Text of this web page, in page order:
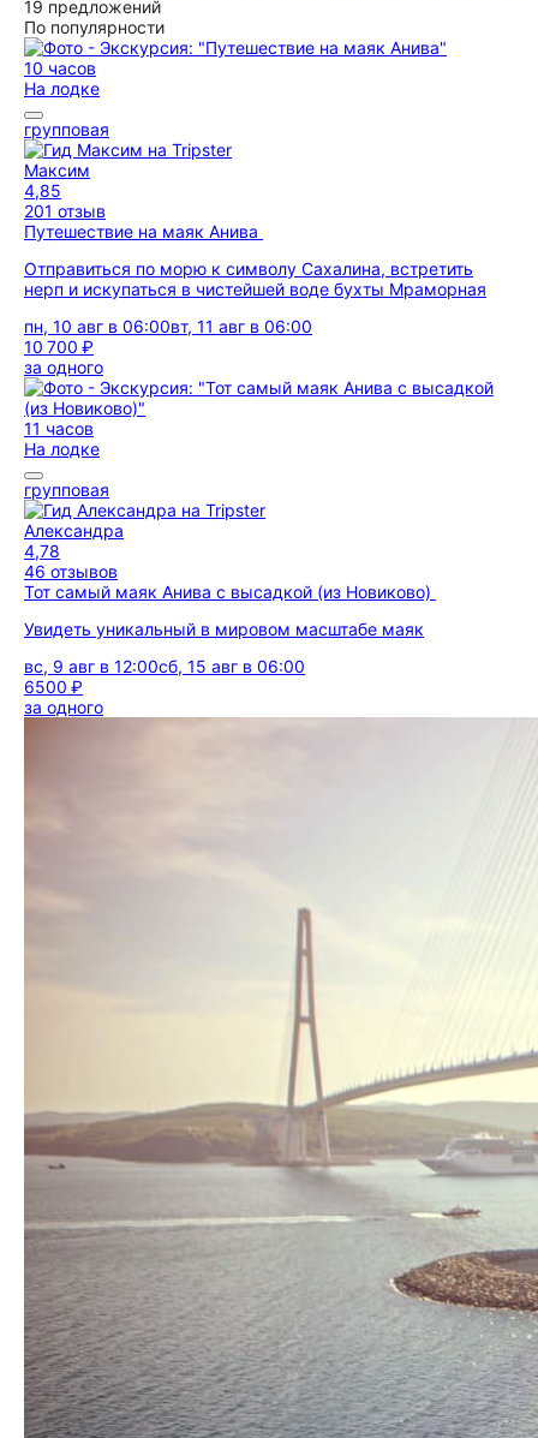
19 предложений
По популярности
10 часов
На лодке
групповая
Максим
4,85
201 отзыв
Путешествие на маяк Анива
Отправиться по морю к символу Сахалина, встретить
нерп и искупаться в чистейшей воде бухты Мраморная
пн, 10 авг в 06:00вт, 11 авг в 06:00
10 700 ₽
за одного
11 часов
На лодке
групповая
Александра
4,78
46 отзывов
Тот самый маяк Анива с высадкой (из Новиково)
Увидеть уникальный в мировом масштабе маяк
вс, 9 авг в 12:00сб, 15 авг в 06:00
6500 ₽
за одного